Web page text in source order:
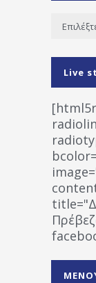
Ιστορικό
Live